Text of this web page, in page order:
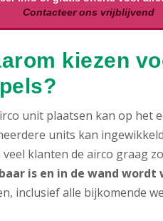
Contacteer ons vrijblijvend
kiezen
unit plaatsen kan op het
units kan
veel klanten de airco graag
is en in de wand
inclusief alle bijkomende